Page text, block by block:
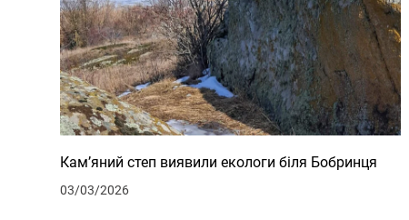
Кам’яний степ виявили екологи біля Бобринця
03/03/2026